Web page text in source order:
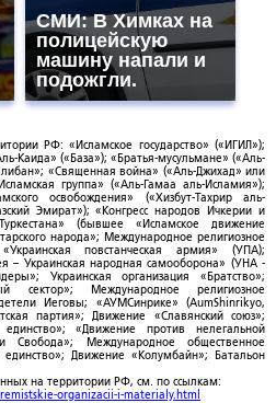
СМИ: В Химках на
полицейскую
машину напали и
подожгли.
РФ: «Исламское государство» («ИГИЛ»);
Каида» («База»); «Братья-мусульмане» («Аль-
«Священная война» («Аль-Джихад» или
группа» («Аль-Гамаа аль-Исламия»);
освобождения» («Хизбут-Тахрир аль-
Эмират»); «Конгресс народов Ичкерии и
(бывшее «Исламское движение
народа»; Международное религиозное
повстанческая армия» (УПА);
– Украинская народная самооборона» (УНА -
Украинская организация «Братство»;
сектор»; Международное религиозное
Иеговы; «АУМСинрике» (AumShinrikyo,
партия»; Движение «Славянский союз»;
«Движение против нелегальной
Международное общественное
единство»; Движение «Колумбайн»; Батальон
на территории РФ, см. по ссылкам:
organizacii-i-materialy.html